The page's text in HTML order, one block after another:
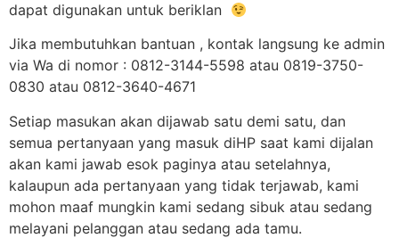
dapat digunakan untuk beriklan
Jika membutuhkan bantuan , kontak langsung ke admin
via Wa di nomor : 0812-3144-5598 atau 0819-3750-
0830 atau 0812-3640-4671
Setiap masukan akan dijawab satu demi satu, dan
semua pertanyaan yang masuk diHP saat kami dijalan
akan kami jawab esok paginya atau setelahnya,
kalaupun ada pertanyaan yang tidak terjawab, kami
mohon maaf mungkin kami sedang sibuk atau sedang
melayani pelanggan atau sedang ada tamu.